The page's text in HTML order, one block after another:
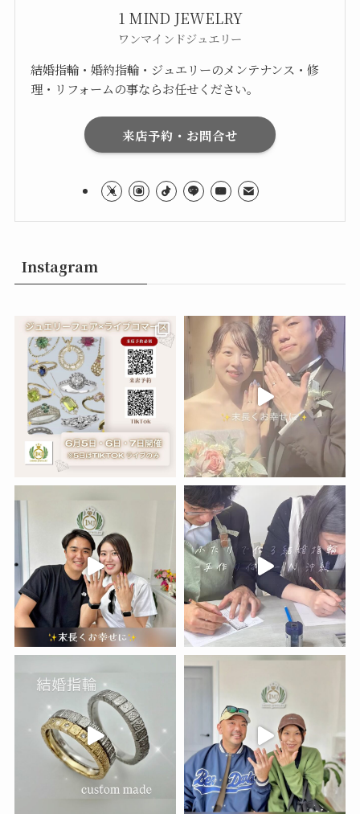
1 MIND JEWELRY
ワンマインドジュエリー
結婚指輪・婚約指輪・ジュエリーのメンテナンス・修
理・リフォームの事ならお任せください。
来店予約・お問合せ
Instagram